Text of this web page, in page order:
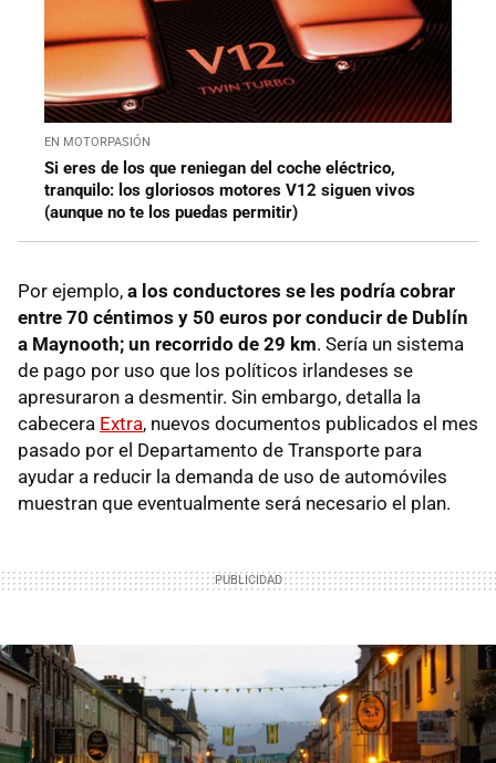
EN MOTORPASIÓN
Si eres de los que reniegan del coche eléctrico,
tranquilo: los gloriosos motores V12 siguen vivos
(aunque no te los puedas permitir)
Por ejemplo, a los conductores se les podría cobrar
entre 70 céntimos y 50 euros por conducir de Dublín
a Maynooth; un recorrido de 29 km. Sería un sistema
de pago por uso que los políticos irlandeses se
apresuraron a desmentir. Sin embargo, detalla la
cabecera Extra, nuevos documentos publicados el mes
pasado por el Departamento de Transporte para
ayudar a reducir la demanda de uso de automóviles
muestran que eventualmente será necesario el plan.